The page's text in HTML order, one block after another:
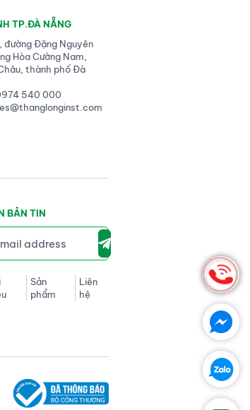
TP.ĐÀ NẴNG
Đặng Nguyên
Hòa Cường Nam,
thành phố Đà
540 000
BẢN TIN
Sản
phẩm
Liên
hệ